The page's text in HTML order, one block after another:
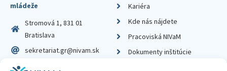
mládeže
Stromová 1, 831 01
Bratislava
sekretariat.gr@nivam.sk
IČO: 00164348
Kariéra
Kde nás nájdete
Pracoviská NIVaM
Dokumenty inštitúcie